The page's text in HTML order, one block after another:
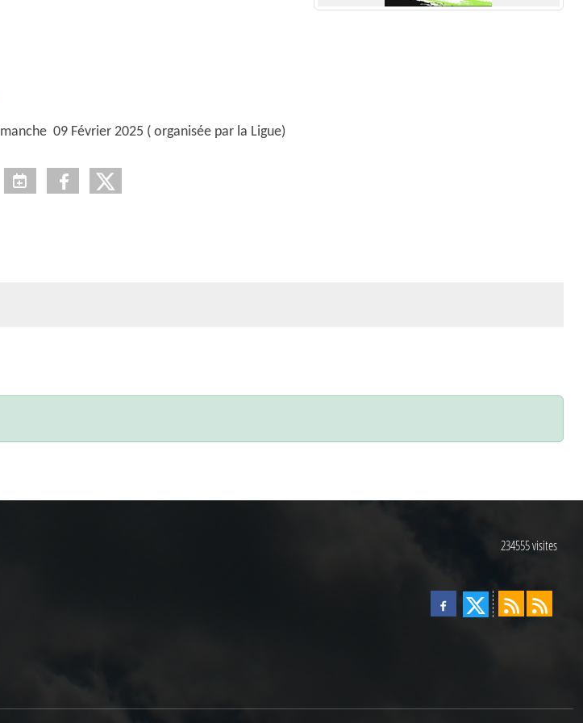
09 Février 2025 ( organisée par la Ligue)
234555visites